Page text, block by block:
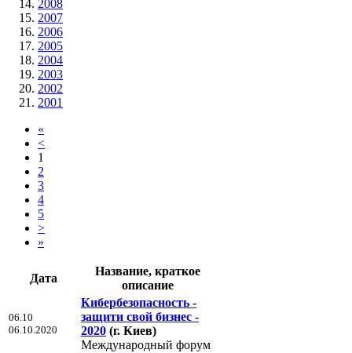
2008
2007
2006
2005
2004
2003
2002
2001
«
<
1
2
3
4
5
>
»
Дата
Название, краткое
описание
06.10
06.10.2020
Кибербезопасность -
защити свой бизнес -
2020 (г. Киев)
Международный форум